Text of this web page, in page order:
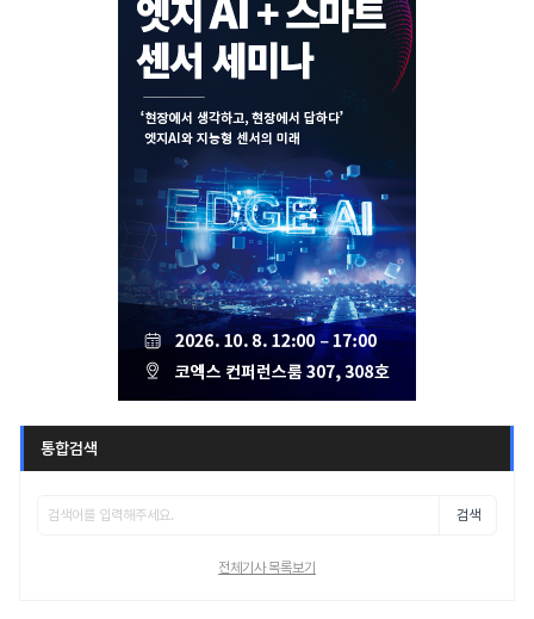
통합검색
검색
전체기사 목록보기